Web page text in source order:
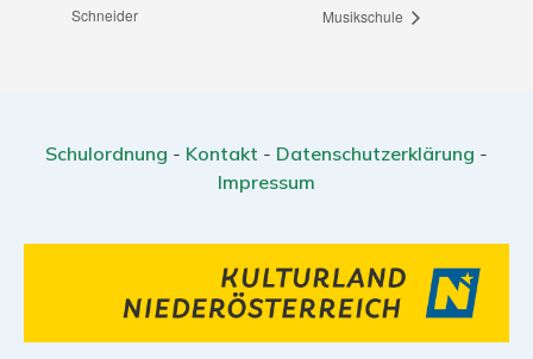
Schneider
Musikschule
Schulordnung - Kontakt - Datenschutzerklärung -
Impressum